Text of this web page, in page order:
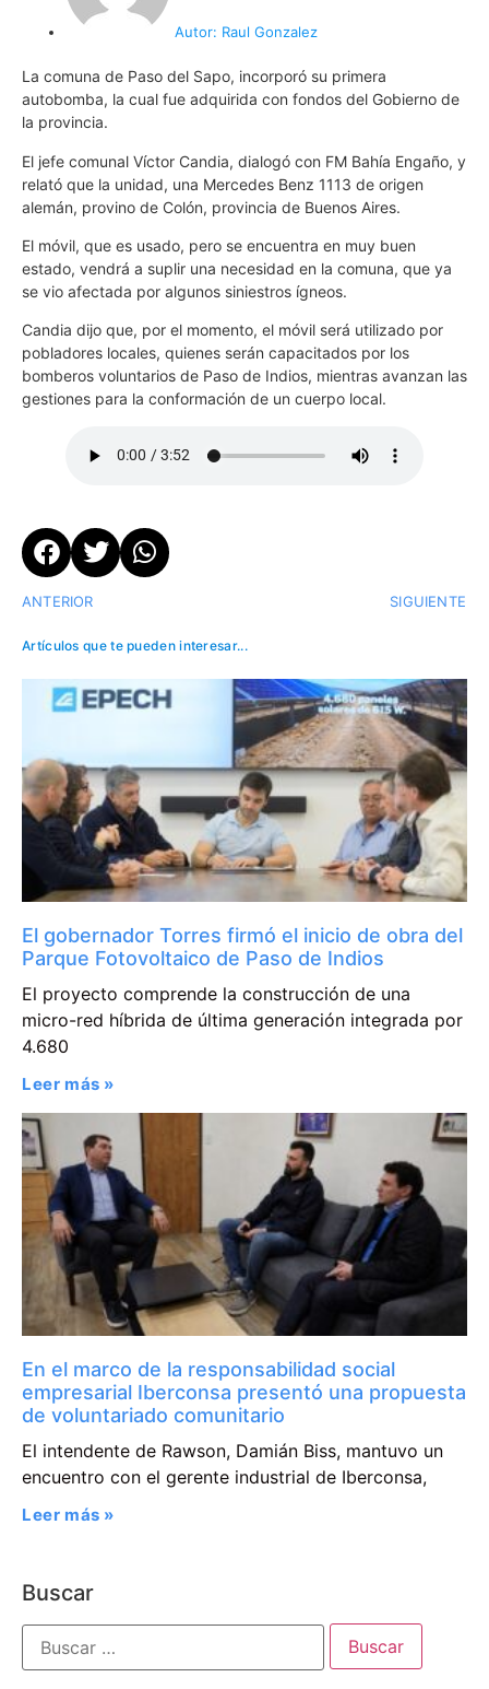
Autor: Raul Gonzalez
La comuna de Paso del Sapo, incorporó su primera
autobomba, la cual fue adquirida con fondos del Gobierno de
la provincia.
El jefe comunal Víctor Candia, dialogó con FM Bahía Engaño, y
relató que la unidad, una Mercedes Benz 1113 de origen
alemán, provino de Colón, provincia de Buenos Aires.
El móvil, que es usado, pero se encuentra en muy buen
estado, vendrá a suplir una necesidad en la comuna, que ya
se vio afectada por algunos siniestros ígneos.
Candia dijo que, por el momento, el móvil será utilizado por
pobladores locales, quienes serán capacitados por los
bomberos voluntarios de Paso de Indios, mientras avanzan las
gestiones para la conformación de un cuerpo local.
ANTERIOR SIGUIENTE
Artículos que te pueden interesar...
El gobernador Torres firmó el inicio de obra del
Parque Fotovoltaico de Paso de Indios
El proyecto comprende la construcción de una
micro-red híbrida de última generación integrada por
4.680
Leer más »
En el marco de la responsabilidad social
empresarial Iberconsa presentó una propuesta
de voluntariado comunitario
El intendente de Rawson, Damián Biss, mantuvo un
encuentro con el gerente industrial de Iberconsa,
Leer más »
Buscar